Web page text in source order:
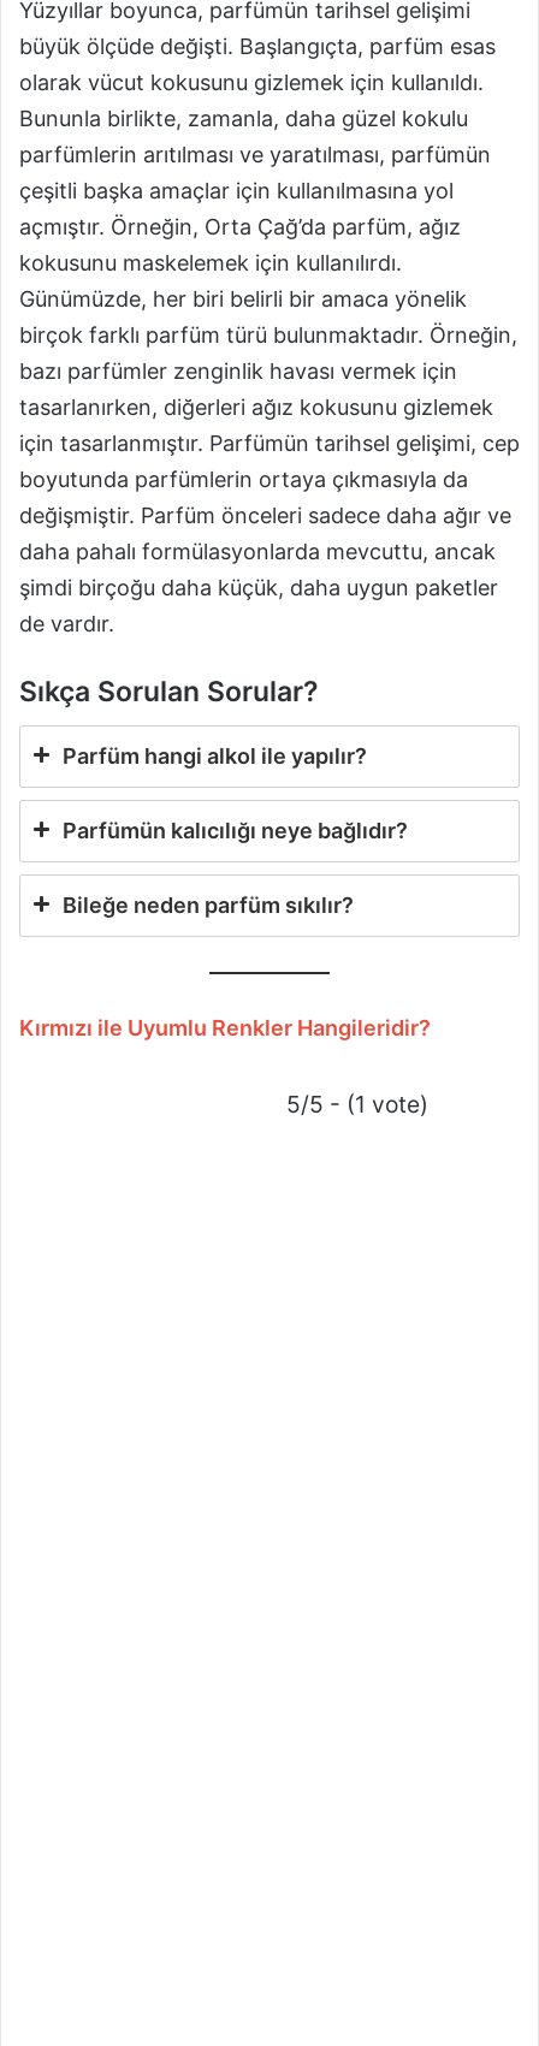
Yüzyıllar boyunca, parfümün tarihsel gelişimi
büyük ölçüde değişti. Başlangıçta, parfüm esas
olarak vücut kokusunu gizlemek için kullanıldı.
Bununla birlikte, zamanla, daha güzel kokulu
parfümlerin arıtılması ve yaratılması, parfümün
çeşitli başka amaçlar için kullanılmasına yol
açmıştır. Örneğin, Orta Çağ’da parfüm, ağız
kokusunu maskelemek için kullanılırdı.
Günümüzde, her biri belirli bir amaca yönelik
birçok farklı parfüm türü bulunmaktadır. Örneğin,
bazı parfümler zenginlik havası vermek için
tasarlanırken, diğerleri ağız kokusunu gizlemek
için tasarlanmıştır. Parfümün tarihsel gelişimi, cep
boyutunda parfümlerin ortaya çıkmasıyla da
değişmiştir. Parfüm önceleri sadece daha ağır ve
daha pahalı formülasyonlarda mevcuttu, ancak
şimdi birçoğu daha küçük, daha uygun paketler
de vardır.
Sıkça Sorulan Sorular?
Parfüm hangi alkol ile yapılır?
Parfümün kalıcılığı neye bağlıdır?
Bileğe neden parfüm sıkılır?
Kırmızı ile Uyumlu Renkler Hangileridir?
5/5 - (1 vote)